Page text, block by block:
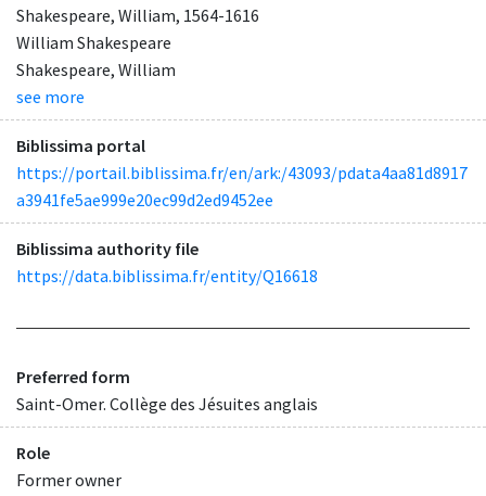
Shakespeare, William, 1564-1616
William Shakespeare
Shakespeare, William
see more
Biblissima portal
https://portail.biblissima.fr/en/ark:/43093/pdata4aa81d8917
a3941fe5ae999e20ec99d2ed9452ee
Biblissima authority file
https://data.biblissima.fr/entity/Q16618
Preferred form
Saint-Omer. Collège des Jésuites anglais
Role
Former owner